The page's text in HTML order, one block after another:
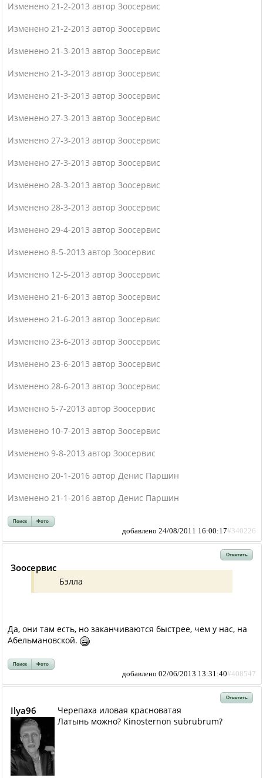
Изменено 21-2-2013 автор Зоосервис
Изменено 21-2-2013 автор Зоосервис
Изменено 21-3-2013 автор Зоосервис
Изменено 21-3-2013 автор Зоосервис
Изменено 21-3-2013 автор Зоосервис
Изменено 27-3-2013 автор Зоосервис
Изменено 27-3-2013 автор Зоосервис
Изменено 27-3-2013 автор Зоосервис
Изменено 28-3-2013 автор Зоосервис
Изменено 28-3-2013 автор Зоосервис
Изменено 29-4-2013 автор Зоосервис
Изменено 8-5-2013 автор Зоосервис
Изменено 12-5-2013 автор Зоосервис
Изменено 21-6-2013 автор Зоосервис
Изменено 21-6-2013 автор Зоосервис
Изменено 23-6-2013 автор Зоосервис
Изменено 23-6-2013 автор Зоосервис
Изменено 28-6-2013 автор Зоосервис
Изменено 5-7-2013 автор Зоосервис
Изменено 10-7-2013 автор Зоосервис
Изменено 9-8-2013 автор Зоосервис
Изменено 20-1-2016 автор Денис Паршин
Изменено 21-1-2016 автор Денис Паршин
Поиск Фото
добавлено 24/08/2011 16:00:17#340226
Ответить
Зоосервис
Бэлла
Да, они там есть, но заканчиваются быстрее, чем у нас, на
Абельмановской.
Поиск Фото
добавлено 02/06/2013 13:31:40#408547
Ответить
Ilya96
Черепаха иловая красноватая
Латынь можно? Kinosternon subrubrum?